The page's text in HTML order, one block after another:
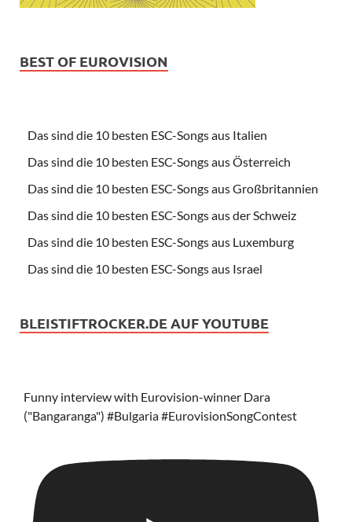
BEST OF EUROVISION
Das sind die 10 besten ESC-Songs aus Italien
Das sind die 10 besten ESC-Songs aus Österreich
Das sind die 10 besten ESC-Songs aus Großbritannien
Das sind die 10 besten ESC-Songs aus der Schweiz
Das sind die 10 besten ESC-Songs aus Luxemburg
Das sind die 10 besten ESC-Songs aus Israel
BLEISTIFTROCKER.DE AUF YOUTUBE
Funny interview with Eurovision-winner Dara
("Bangaranga") #Bulgaria #EurovisionSongContest